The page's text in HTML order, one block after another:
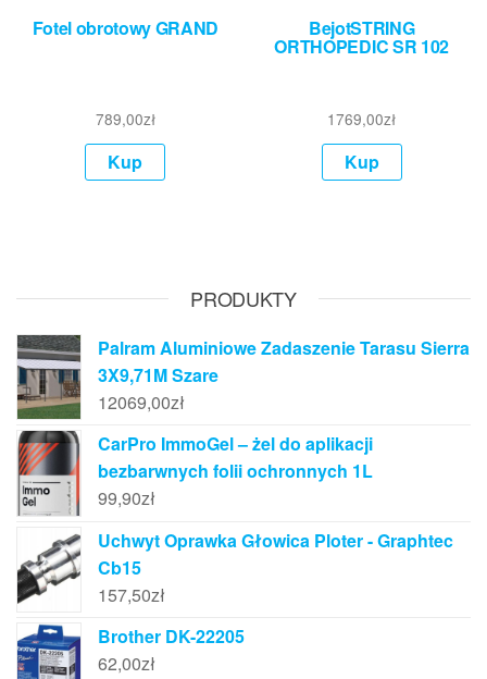
Fotel obrotowy GRAND
789,00zł
Kup
BejotSTRING
ORTHOPEDIC SR 102
1769,00zł
Kup
PRODUKTY
Palram Aluminiowe Zadaszenie Tarasu Sierra
3X9,71M Szare
12069,00zł
CarPro ImmoGel – żel do aplikacji
bezbarwnych folii ochronnych 1L
99,90zł
Uchwyt Oprawka Głowica Ploter - Graphtec
Cb15
157,50zł
Brother DK-22205
62,00zł